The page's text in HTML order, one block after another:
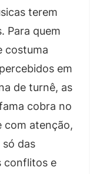
terem
Para quem
costuma
em
de turnê, as
cobra no
com atenção,
só das
conflitos e